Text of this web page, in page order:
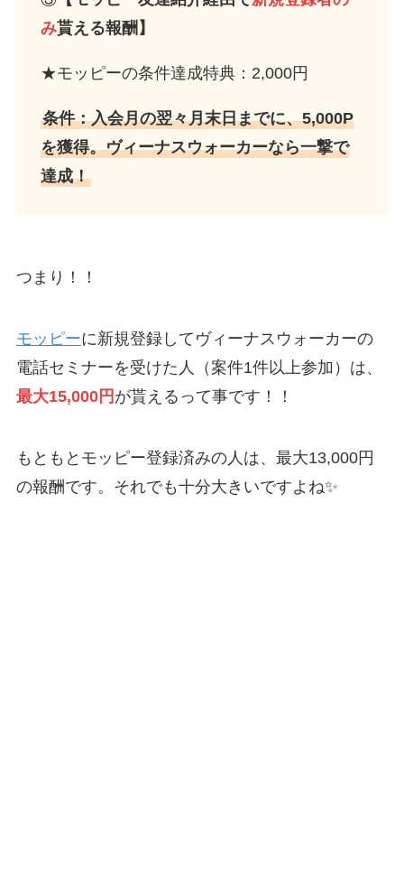
み貰える報酬】
★モッピーの条件達成特典：2,000円
条件：入会月の翌々月末日までに、5,000P
を獲得。ヴィーナスウォーカーなら一撃で
達成！
つまり！！
モッピーに新規登録してヴィーナスウォーカーの
電話セミナーを受けた人（案件1件以上参加）は、
最大15,000円 が貰えるって事です！！
もともとモッピー登録済みの人は、最大13,000円
の報酬です。それでも十分大きいですよね✨